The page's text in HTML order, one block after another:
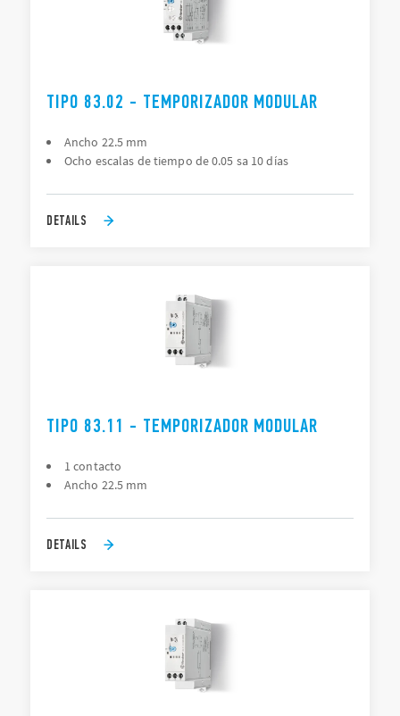
TIPO 83.02 - TEMPORIZADOR MODULAR
Ancho 22.5 mm
Ocho escalas de tiempo de 0.05 sa 10 días
DETAILS
TIPO 83.11 - TEMPORIZADOR MODULAR
1 contacto
Ancho 22.5 mm
DETAILS